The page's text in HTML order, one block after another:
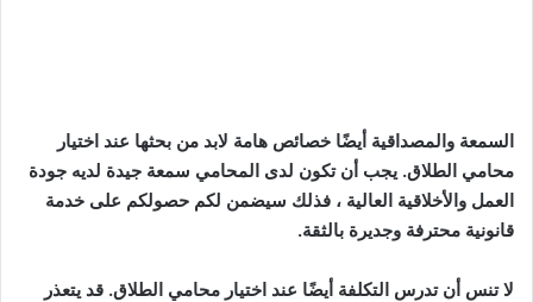
السمعة والمصداقية أيضًا خصائص هامة لابد من بحثها عند اختيار
محامي الطلاق. يجب أن تكون لدى المحامي سمعة جيدة لديه جودة
العمل والأخلاقية العالية ، فذلك سيضمن لكم حصولكم على خدمة
قانونية محترفة وجديرة بالثقة.
لا تنس أن تدرس التكلفة أيضًا عند اختيار محامي الطلاق. قد يتعذر